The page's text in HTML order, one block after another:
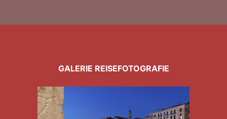
GALERIE REISEFOTOGRAFIE